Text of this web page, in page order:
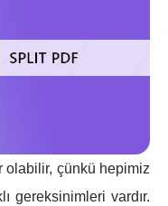
olabilir, çünkü hepimiz
gereksinimleri vardır.